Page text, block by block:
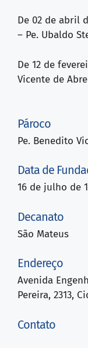
Pároco
Pe. Benedito
Data de
16 de julho de
Decanato
São Mateus
Endereço
Avenida
Pereira, 2313,
Contato
De 02 de abril
– Pe. Ubaldo
De 12 de
Vicente de